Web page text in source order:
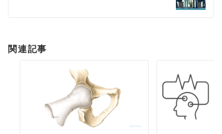
シ
ン
関連記事